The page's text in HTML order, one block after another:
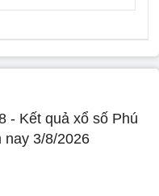
- Kết quả xổ số Phú
nay 3/8/2026